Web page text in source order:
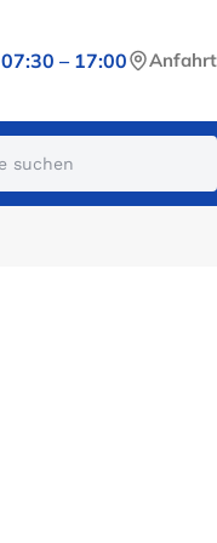
07:30 – 17:00 Anfahrt